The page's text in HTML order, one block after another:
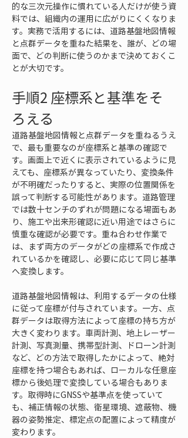
的な三次元操作に慣れている人だけが使う資
料では、組織内の運用に広がりにくくなりま
す。実務で活用するには、道路基盤地図情報
と点群データを重ねた結果を、誰が、どの場
面で、どの判断に使うのかまで決めておくこ
とが大切です。
手順2 座標系と基準をそ
ろえる
道路基盤地図情報と点群データを重ねるうえ
で、最も重要なのが座標系と基準の確認で
す。画面上で近くに表示されているように見
えても、座標系が異なっていたり、変換条件
が不明確だったりすると、実際の位置関係を
誤って判断する可能性があります。道路管理
では数十センチのずれが問題になる場面もあ
り、施工や出来形確認に近い用途ではさらに
慎重な確認が必要です。重ね合わせ作業で
は、まず両方のデータがどの座標系で作成さ
れているかを確認し、必要に応じて同じ基準
へ変換します。
道路基盤地図情報は、利用するデータの仕様
に従って座標が付与されています。一方、点
群データは取得方法によって座標の持ち方が
大きく変わります。車両計測、地上レーザー
計測、写真測量、携帯型計測、ドローン計測
など、どの方法で取得したかによって、絶対
座標を持つ場合もあれば、ローカルな任意座
標から後処理で変換している場合もありま
す。取得時にGNSSや基準点を使っていて
も、補正情報の状態、衛星環境、遮蔽物、機
器の姿勢推定、標定点の配置によって精度が
変わります。